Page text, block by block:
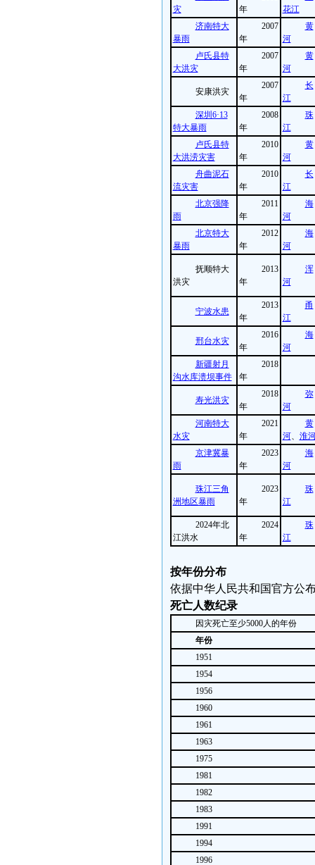
灾
年
花江
济南特大
暴雨
2007
年
黄
河
卢氏县特
大洪灾
2007
年
黄
河
安康洪灾
2007
年
长
江
深圳6·13
特大暴雨
2008
年
珠
江
卢氏县特
大洪涝灾害
2010
年
黄
河
舟曲泥石
流灾害
2010
年
长
江
北京强降
雨
2011
年
海
河
北京特大
暴雨
2012
年
海
河
抚顺特大
洪灾
2013
年
浑
河
宁波水患
2013
年
甬
江
邢台水灾
2016
年
海
河
新疆射月
沟水库溃坝事件
2018
年
寿光洪灾
2018
年
弥
河
河南特大
水灾
2021
年
黄
河、 淮
京津冀暴
雨
2023
年
海
河
珠江三角
洲地区暴雨
2023
年
珠
江
2024年北
江洪水
2024
年
珠
江
按年份分布
依据中华人民共和国官方公
死亡人数纪录
因灾死亡至少5000人的年份
年份
1951
1954
1956
1960
1961
1963
1975
1981
1982
1983
1991
1994
1996